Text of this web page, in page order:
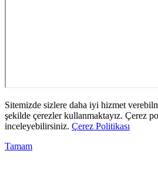
Sitemizde sizlere daha iyi hizmet
şekilde çerezler kullanmaktayız. Çerez
inceleyebilirsiniz. Çerez Politikası
Tamam